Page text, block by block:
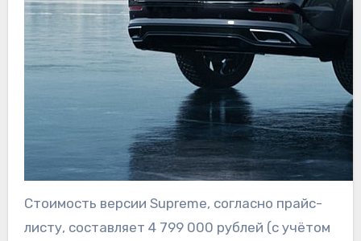
Стоимость версии Supreme, согласно прайс-
листу, составляет 4 799 000 рублей (с учётом